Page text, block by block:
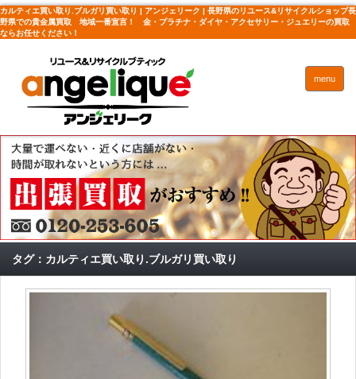
カルティエ買い取り.ブルガリ買い取り | アンジェリーク | 長野県のリユース&リサイクルショップ長
野県での貴金属買取 地域一番宣言！ 金・プラチナ・ダイヤ・アクセサリー・ジュエリーの買取
ならお任せください！
menu
タグ：カルティエ買い取り.ブルガリ買い取り